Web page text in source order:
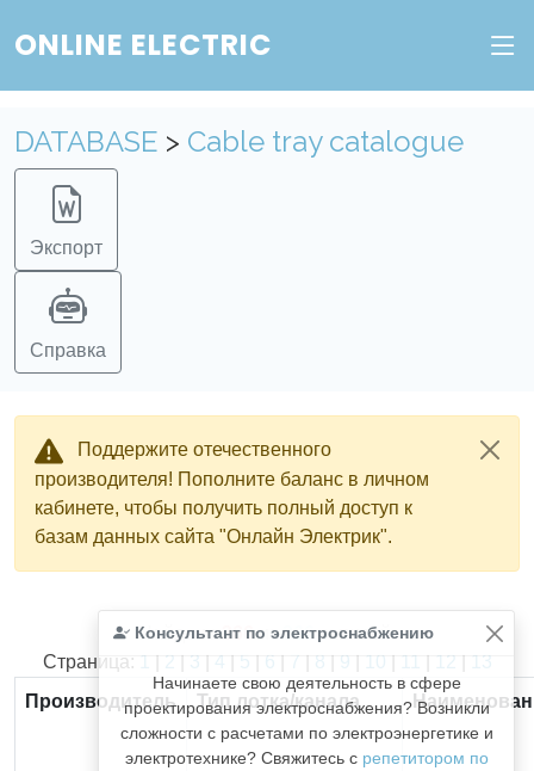
ONLINE ELECTRIC
DATABASE > Cable tray catalogue
Экспорт
Справка
Поддержите отечественного
производителя! Пополните баланс в личном
кабинете, чтобы получить полный доступ к
базам данных сайта "Онлайн Электрик".
Консультант по электроснабжению
Начинаете свою деятельность в сфере
проектирования электроснабжения? Возникли
сложности с расчетами по электроэнергетике и
электротехнике? Свяжитесь с репетитором по
Найдено366из366записей.
Страница: 1 | 2 | 3 | 4 | 5 | 6 | 7 | 8 | 9 | 10 | 11 | 12 | 13
Производитель
Тип лотка/канала